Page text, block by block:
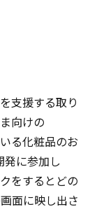
支援する取り
向けの
る化粧品のお
発に参加 し
をするとどの
画面に映し出さ